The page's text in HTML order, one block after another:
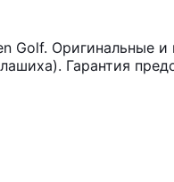
Оригинальные и
Гарантия